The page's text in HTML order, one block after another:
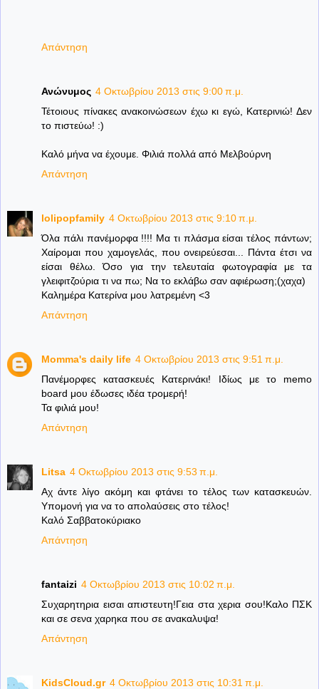
Απάντηση
Ανώνυμος 4 Οκτωβρίου 2013 στις 9:00 π.μ.
Τέτοιους πίνακες ανακοινώσεων έχω κι εγώ, Κατερινιώ! Δεν
το πιστεύω! :)
Καλό μήνα να έχουμε. Φιλιά πολλά από Μελβούρνη
Απάντηση
lolipopfamily 4 Οκτωβρίου 2013 στις 9:10 π.μ.
Όλα πάλι πανέμορφα !!!! Μα τι πλάσμα είσαι τέλος πάντων;
Χαίρομαι που χαμογελάς, που ονειρεύεσαι... Πάντα έτσι να
είσαι θέλω. Όσο για την τελευταία φωτογραφία με τα
γλειφιτζούρια τι να πω; Να το εκλάβω σαν αφιέρωση;(χαχα)
Καλημέρα Κατερίνα μου λατρεμένη <3
Απάντηση
Momma's daily life 4 Οκτωβρίου 2013 στις 9:51 π.μ.
Πανέμορφες κατασκευές Κατερινάκι! Ιδίως με το memo
board μου έδωσες ιδέα τρομερή!
Τα φιλιά μου!
Απάντηση
Litsa 4 Οκτωβρίου 2013 στις 9:53 π.μ.
Αχ άντε λίγο ακόμη και φτάνει το τέλος των κατασκευών.
Υπομονή για να το απολαύσεις στο τέλος!
Καλό Σαββατοκύριακο
Απάντηση
fantaizi 4 Οκτωβρίου 2013 στις 10:02 π.μ.
Συχαρητηρια εισαι απιστευτη!Γεια στα χερια σου!Καλο ΠΣΚ
και σε σενα χαρηκα που σε ανακαλυψα!
Απάντηση
KidsCloud.gr 4 Οκτωβρίου 2013 στις 10:31 π.μ.